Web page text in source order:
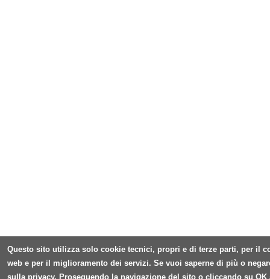
Questo sito utilizza solo cookie tecnici, propri e di terze parti, per il
web e per il miglioramento dei servizi. Se vuoi saperne di più o
sulla privacy. Proseguendo la navigazione del sito o cliccando su